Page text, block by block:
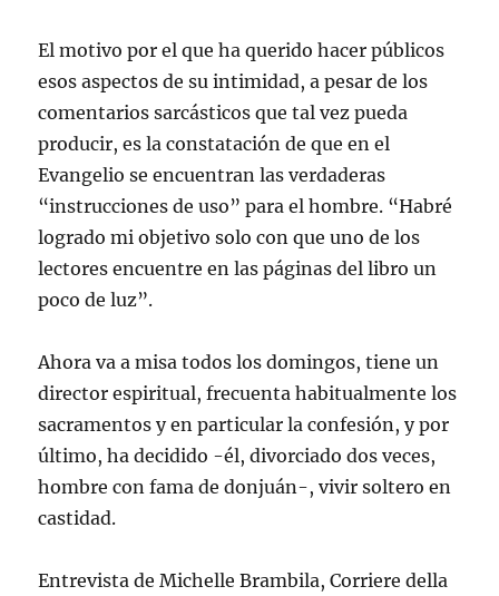
El motivo por el que ha querido hacer públicos
esos aspectos de su intimidad, a pesar de los
comentarios sarcásticos que tal vez pueda
producir, es la constatación de que en el
Evangelio se encuentran las verdaderas
“instrucciones de uso” para el hombre. “Habré
logrado mi objetivo solo con que uno de los
lectores encuentre en las páginas del libro un
poco de luz”.
Ahora va a misa todos los domingos, tiene un
director espiritual, frecuenta habitualmente los
sacramentos y en particular la confesión, y por
último, ha decidido -él, divorciado dos veces,
hombre con fama de donjuán-, vivir soltero en
castidad.
Entrevista de Michelle Brambila, Corriere della